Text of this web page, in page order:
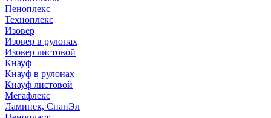
Пеноплекс
Техноплекс
Изовер
Изовер в рулонах
Изовер листовой
Кнауф
Кнауф в рулонах
Кнауф листовой
Мегафлекс
Ламинек, СпанЭл